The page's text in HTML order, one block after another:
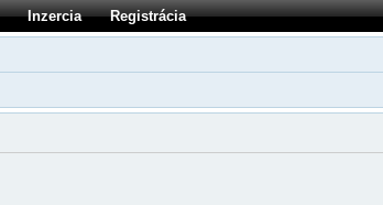
Inzercia Registrácia